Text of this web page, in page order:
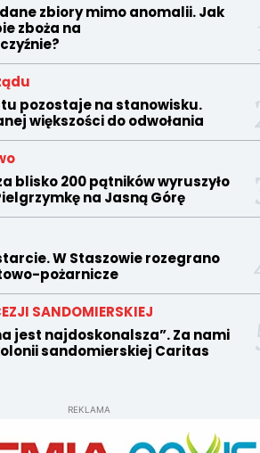
zbiory mimo anomalii. Jak
zboża na
pozostaje na stanowisku.
większości do odwołania
blisko 200 pątników wyruszyło
na Jasną Górę
W Staszowie rozegrano
pożarnicze
SANDOMIERSKIEJ
jest najdoskonalsza”. Za nami
sandomierskiej Caritas
REKLAMA